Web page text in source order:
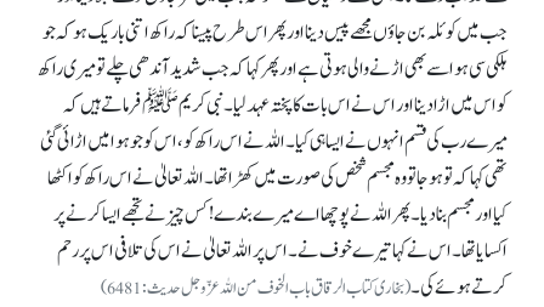
جب میں کوئلہ بن جاؤں مجھے پیس دینا اور پھر اس طرح پیسنا کہ راکھ اتنی باریک ہو کہ جو
ہلکی سی ہوا سے بھی اڑنے والی ہوتی ہے اور پھر کہا کہ جب شدید آندھی چلے تو میری راکھ
کو اس میں اڑا دینا اور اس نے اس بات کا پختہ عہد لیا۔ نبی کریمﷺ فرماتے ہیں کہ
میرے رب کی قسم انہوں نے ایسا ہی کیا۔ اللہ نے اس راکھ کو، اس کو جو ہوا میں اڑائی گئی
تھی کہا کہ تو ہو جا تو وہ مجسم شخص کی صورت میں کھڑا تھا۔ اللہ تعالیٰ نے اس راکھ کو اکٹھا
کیا اور مجسم بنا دیا۔ پھر اللہ نے پوچھا اے میرے بندے! کس چیز نے تجھے ایسا کرنے پر
اکسایا تھا۔ اس نے کہا تیرے خوف نے۔ اس پر اللہ تعالیٰ نے اس کی تلافی اس پر رحم
کرتے ہوئے کی۔(بخاری کتاب الرقاق باب الخوف من اللہ عزّ وجل حدیث:6481)